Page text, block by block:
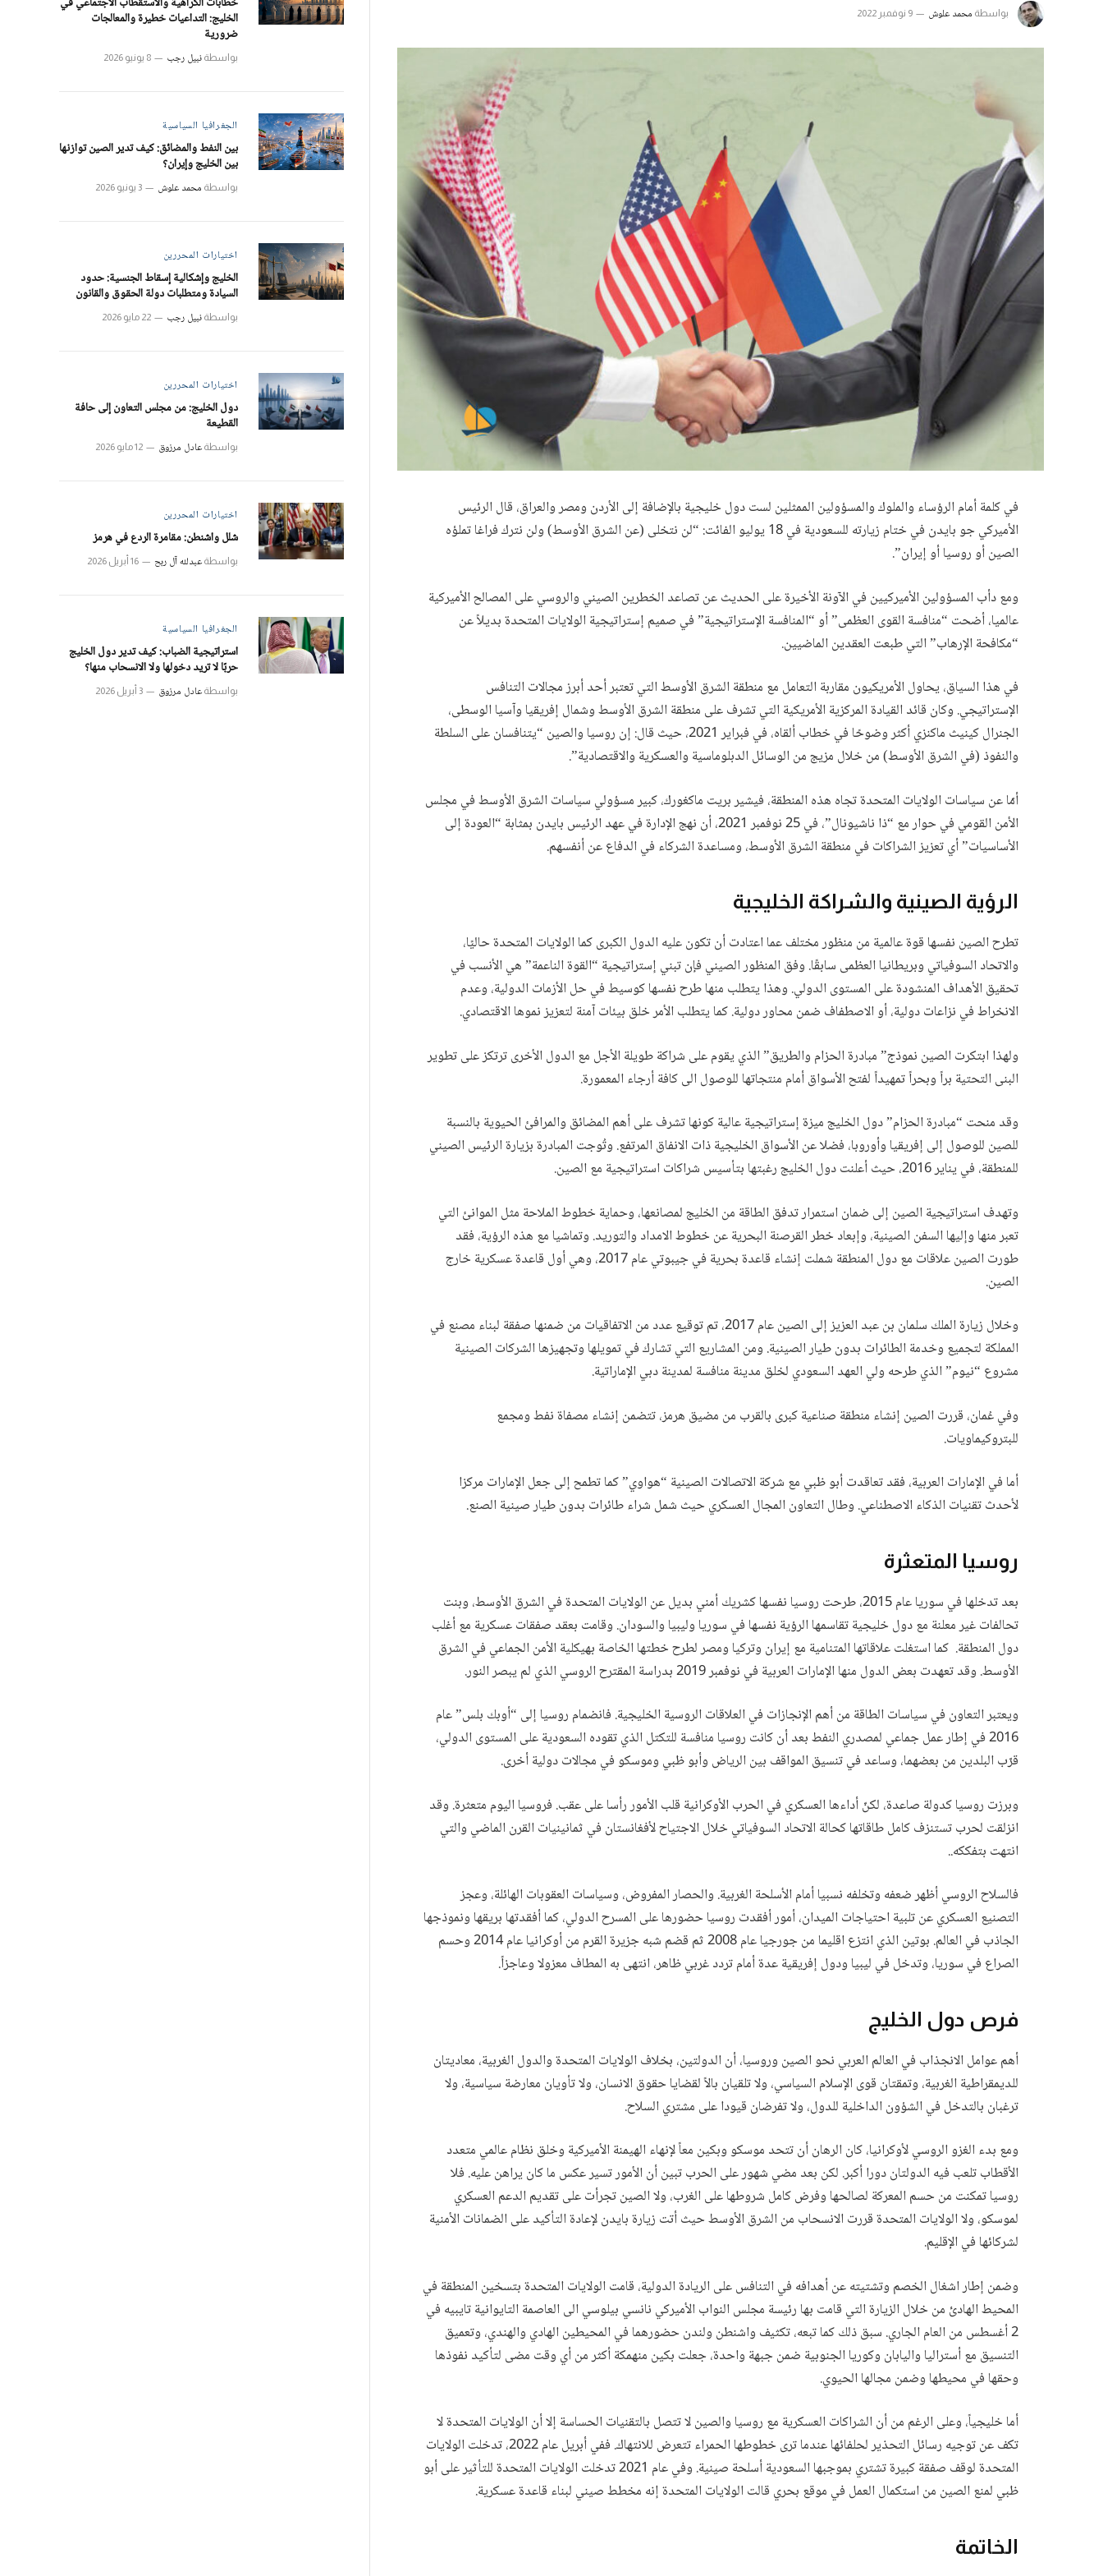
بواسطة محمد علوش 9 نوفمبر 2022
في كلمة أمام الرؤساء والملوك والمسؤولين الممثلين لست دول خليجية بالإضافة إلى الأردن ومصر والعراق، قال الرئيس
الأميركي جو بايدن في ختام زيارته للسعودية في 18 يوليو الفائت: “لن نتخلى (عن الشرق الأوسط) ولن نترك فراغا تملؤه
الصين أو روسيا أو إيران”.
ومع دأب المسؤولين الأميركيين في الآونة الأخيرة على الحديث عن تصاعد الخطرين الصيني والروسي على المصالح الأميركية
عالميا، أضحت “منافسة القوى العظمى” أو “المنافسة الإستراتيجية” في صميم إستراتيجية الولايات المتحدة بديلاً عن
“مكافحة الإرهاب” التي طبعت العقدين الماضيين.
في هذا السياق، يحاول الأمريكيون مقاربة التعامل مع منطقة الشرق الأوسط التي تعتبر أحد أبرز مجالات التنافس
الإستراتيجي. وكان قائد القيادة المركزية الأمريكية التي تشرف على منطقة الشرق الأوسط وشمال إفريقيا وآسيا الوسطى،
الجنرال كينيث ماكنزي أكثر وضوحًا في خطاب ألقاه، في فبراير 2021، حيث قال: إن روسيا والصين “يتنافسان على السلطة
والنفوذ (في الشرق الأوسط) من خلال مزيج من الوسائل الدبلوماسية والعسكرية والاقتصادية”.
أمّا عن سياسات الولايات المتحدة تجاه هذه المنطقة، فيشير بريت ماكغورك، كبير مسؤولي سياسات الشرق الأوسط في مجلس
الأمن القومي في حوار مع “ذا ناشيونال”، في 25 نوفمبر 2021، أن نهج الإدارة في عهد الرئيس بايدن بمثابة “العودة إلى
الأساسيات” أي تعزيز الشراكات في منطقة الشرق الأوسط، ومساعدة الشركاء في الدفاع عن أنفسهم.
الرؤية الصينية والشراكة الخليجية
تطرح الصين نفسها قوة عالمية من منظور مختلف عما اعتادت أن تكون عليه الدول الكبرى كما الولايات المتحدة حاليًا،
والاتحاد السوفياتي وبريطانيا العظمى سابقًا. وفق المنظور الصيني فإن تبني إستراتيجية “القوة الناعمة” هي الأنسب في
تحقيق الأهداف المنشودة على المستوى الدولي. وهذا يتطلب منها طرح نفسها كوسيط في حل الأزمات الدولية، وعدم
الانخراط في نزاعات دولية، أو الاصطفاف ضمن محاور دولية. كما يتطلب الأمر خلق بيئات آمنة لتعزيز نموها الاقتصادي.
ولهذا ابتكرت الصين نموذج” مبادرة الحزام والطريق” الذي يقوم على شراكة طويلة الأجل مع الدول الأخرى ترتكز على تطوير
البنى التحتية براً وبحراً تمهيداً لفتح الأسواق أمام منتجاتها للوصول الى كافة أرجاء المعمورة.
وقد منحت “مبادرة الحزام” دول الخليج ميزة إستراتيجية عالية كونها تشرف على أهم المضائق والمرافئ الحيوية بالنسبة
للصين للوصول إلى إفريقيا وأوروبا، فضلا عن الأسواق الخليجية ذات الانفاق المرتفع. وتُوجت المبادرة بزيارة الرئيس الصيني
للمنطقة، في يناير 2016، حيث أعلنت دول الخليج رغبتها بتأسيس شراكات استراتيجية مع الصين.
وتهدف استراتيجية الصين إلى ضمان استمرار تدفق الطاقة من الخليج لمصانعها، وحماية خطوط الملاحة مثل الموانئ التي
تعبر منها وإليها السفن الصينية، وإبعاد خطر القرصنة البحرية عن خطوط الامداد والتوريد. وتماشيا مع هذه الرؤية، فقد
طورت الصين علاقات مع دول المنطقة شملت إنشاء قاعدة بحرية في جيبوتي عام 2017، وهي أول قاعدة عسكرية خارج
الصين.
وخلال زيارة الملك سلمان بن عبد العزيز إلى الصين عام 2017، تم توقيع عدد من الاتفاقيات من ضمنها صفقة لبناء مصنع في
المملكة لتجميع وخدمة الطائرات بدون طيار الصينية. ومن المشاريع التي تشارك في تمويلها وتجهيزها الشركات الصينية
مشروع “نيوم” الذي طرحه ولي العهد السعودي لخلق مدينة منافسة لمدينة دبي الإماراتية.
وفي عُمان، قررت الصين إنشاء منطقة صناعية كبرى بالقرب من مضيق هرمز، تتضمن إنشاء مصفاة نفط ومجمع
للبتروكيماويات.
أما في الإمارات العربية، فقد تعاقدت أبو ظبي مع شركة الاتصالات الصينية “هواوي” كما تطمح إلى جعل الإمارات مركزا
لأحدث تقنيات الذكاء الاصطناعي. وطال التعاون المجال العسكري حيث شمل شراء طائرات بدون طيار صينية الصنع.
روسيا المتعثرة
بعد تدخلها في سوريا عام 2015، طرحت روسيا نفسها كشريك أمني بديل عن الولايات المتحدة في الشرق الأوسط، وبنت
تحالفات غير معلنة مع دول خليجية تقاسمها الرؤية نفسها في سوريا وليبيا والسودان. وقامت بعقد صفقات عسكرية مع أغلب
دول المنطقة. كما استغلت علاقاتها المتنامية مع إيران وتركيا ومصر لطرح خطتها الخاصة بهيكلية الأمن الجماعي في الشرق
الأوسط. وقد تعهدت بعض الدول منها الإمارات العربية في نوفمبر 2019 بدراسة المقترح الروسي الذي لم يبصر النور.
ويعتبر التعاون في سياسات الطاقة من أهم الإنجازات في العلاقات الروسية الخليجية. فانضمام روسيا إلى “أوبك بلس” عام
2016 في إطار عمل جماعي لمصدري النفط بعد أن كانت روسيا منافسة للتكتل الذي تقوده السعودية على المستوى الدولي،
قرّب البلدين من بعضهما، وساعد في تنسيق المواقف بين الرياض وأبو ظبي وموسكو في مجالات دولية أخرى.
وبرزت روسيا كدولة صاعدة، لكنّ أداءها العسكري في الحرب الأوكرانية قلب الأمور رأسا على عقب. فروسيا اليوم متعثرة. وقد
انزلقت لحرب تستنزف كامل طاقاتها كحالة الاتحاد السوفياتي خلال الاجتياح لأفغانستان في ثمانينيات القرن الماضي والتي
انتهت بتفككه..
فالسلاح الروسي أظهر ضعفه وتخلفه نسبيا أمام الأسلحة الغربية. والحصار المفروض، وسياسات العقوبات الهائلة، وعجز
التصنيع العسكري عن تلبية احتياجات الميدان، أمور أفقدت روسيا حضورها على المسرح الدولي، كما أفقدتها بريقها ونموذجها
الجاذب في العالم. بوتين الذي انتزع اقليما من جورجيا عام 2008 ثم قضم شبه جزيرة القرم من أوكرانيا عام 2014 وحسم
الصراع في سوريا، وتدخل في ليبيا ودول إفريقية عدة أمام تردد غربي ظاهر، انتهى به المطاف معزولا وعاجزاً.
فرص دول الخليج
أهم عوامل الانجذاب في العالم العربي نحو الصين وروسيا، أن الدولتين، بخلاف الولايات المتحدة والدول الغربية، معاديتان
للديمقراطية الغربية، وتمقتان قوى الإسلام السياسي، ولا تلقيان بالاً لقضايا حقوق الانسان، ولا تأويان معارضة سياسية، ولا
ترغبان بالتدخل في الشؤون الداخلية للدول، ولا تفرضان قيودا على مشتري السلاح.
ومع بدء الغزو الروسي لأوكرانيا، كان الرهان أن تتحد موسكو وبكين معاً لإنهاء الهيمنة الأميركية وخلق نظام عالمي متعدد
الأقطاب تلعب فيه الدولتان دورا أكبر. لكن بعد مضي شهور على الحرب تبين أن الأمور تسير عكس ما كان يراهن عليه. فلا
روسيا تمكنت من حسم المعركة لصالحها وفرض كامل شروطها على الغرب، ولا الصين تجرأت على تقديم الدعم العسكري
لموسكو، ولا الولايات المتحدة قررت الانسحاب من الشرق الأوسط حيث أتت زيارة بايدن لإعادة التأكيد على الضمانات الأمنية
لشركائها في الإقليم.
وضمن إطار اشغال الخصم وتشتيته عن أهدافه في التنافس على الريادة الدولية، قامت الولايات المتحدة بتسخين المنطقة في
المحيط الهادئ من خلال الزيارة التي قامت بها رئيسة مجلس النواب الأميركي نانسي بيلوسي الى العاصمة التايوانية تايبيه في
2 أغسطس من العام الجاري. سبق ذلك كما تبعه، تكثيف واشنطن ولندن حضورهما في المحيطين الهادي والهندي، وتعميق
التنسيق مع أستراليا واليابان وكوريا الجنوبية ضمن جبهة واحدة، جعلت بكين منهمكة أكثر من أي وقت مضى لتأكيد نفوذها
وحقها في محيطها وضمن مجالها الحيوي.
أما خليجياً، وعلى الرغم من أن الشراكات العسكرية مع روسيا والصين لا تتصل بالتقنيات الحساسة إلا أن الولايات المتحدة لا
تكف عن توجيه رسائل التحذير لحلفائها عندما ترى خطوطها الحمراء تتعرض للانتهاك. ففي أبريل عام 2022، تدخلت الولايات
المتحدة لوقف صفقة كبيرة تشتري بموجبها السعودية أسلحة صينية. وفي عام 2021 تدخلت الولايات المتحدة للتأثير على أبو
ظبي لمنع الصين من استكمال العمل في موقع بحري قالت الولايات المتحدة إنه مخطط صيني لبناء قاعدة عسكرية.
الخاتمة
الخليج: التداعيات خطيرة والمعالجات
ضرورية
بواسطة نبيل رجب 8 يونيو 2026
الجغرافيا السياسية
بين النفط والمضائق: كيف تدير الصين توازنها
بين الخليج وإيران؟
بواسطة محمد علوش 3 يونيو 2026
اختيارات المحررين
الخليج وإشكالية إسقاط الجنسية: حدود
السيادة ومتطلبات دولة الحقوق والقانون
بواسطة نبيل رجب 22 مايو 2026
اختيارات المحررين
دول الخليج: من مجلس التعاون إلى حافة
القطيعة
بواسطة عادل مرزوق 12 مايو 2026
اختيارات المحررين
شلل واشنطن: مقامرة الردع في هرمز
بواسطة عبدلله آل ربح 16 أبريل 2026
الجغرافيا السياسية
استراتيجية الضباب: كيف تدير دول الخليج
حربًا لا تريد دخولها ولا الانسحاب منها؟
بواسطة عادل مرزوق 3 أبريل 2026